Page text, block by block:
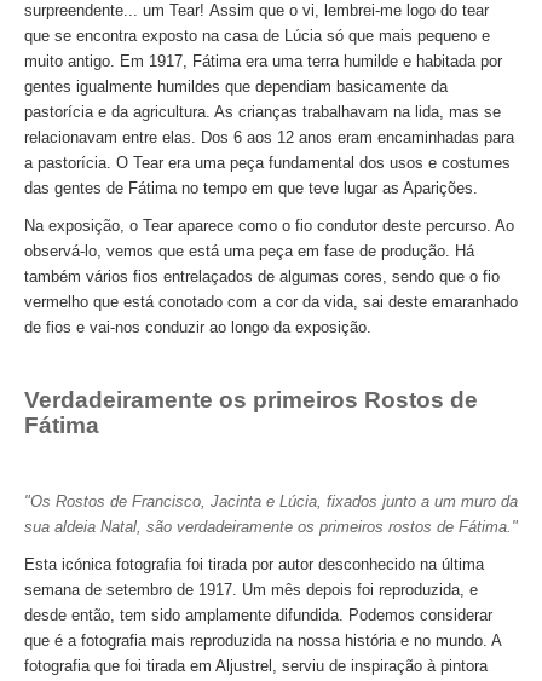
Rota do Salineiro
Birdwatching EVOA
Passeio de Natureza no Rio Tejo
Experiências
Workshop Tapete de Arraiolos
de Lisboa a Coimbra com drop-off no Porto
de Lisboa a Aveiro e Ílhavo, drop-off em Aveiro
de Lisboa a Óbidos, Nazaré e Fátima com drop-off no Porto
Caminhos de Portugal
Caminhos da Fé > 2 dias
História, Sol e Mar > 6 dias
Centro e Norte de Portugal > 10 dias
Caminhos de Espanha
Mérida e Madrid > 2 dias
surpreendente... um Tear! Assim que o vi, lembrei-me logo do tear
que se encontra exposto na casa de Lúcia só que mais pequeno e
muito antigo. Em 1917, Fátima era uma terra humilde e habitada por
gentes igualmente humildes que dependiam basicamente da
pastorícia e da agricultura. As crianças trabalhavam na lida, mas se
relacionavam entre elas. Dos 6 aos 12 anos eram encaminhadas para
a pastorícia. O Tear era uma peça fundamental dos usos e costumes
das gentes de Fátima no tempo em que teve lugar as Aparições.
Na exposição, o Tear aparece como o fio condutor deste percurso. Ao
observá-lo, vemos que está uma peça em fase de produção. Há
também vários fios entrelaçados de algumas cores, sendo que o fio
vermelho que está conotado com a cor da vida, sai deste emaranhado
de fios e vai-nos conduzir ao longo da exposição.
Verdadeiramente os primeiros Rostos de
Fátima
"Os Rostos de Francisco, Jacinta e Lúcia, fixados junto a um muro da
sua aldeia Natal, são verdadeiramente os primeiros rostos de Fátima."
Esta icónica fotografia foi tirada por autor desconhecido na última
semana de setembro de 1917. Um mês depois foi reproduzida, e
desde então, tem sido amplamente difundida. Podemos considerar
que é a fotografia mais reproduzida na nossa história e no mundo. A
fotografia que foi tirada em Aljustrel, serviu de inspiração à pintora